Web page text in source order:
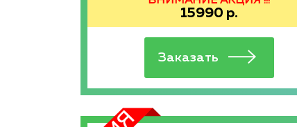
15990 р.